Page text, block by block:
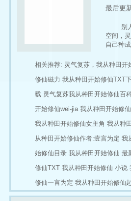
最后更
别
空间，
自己种
相关推荐: 灵气复苏，我从种田开
修仙磁力 我从种田开始修仙TXT
载 灵气复苏我从种田开始修仙百
开始修仙wei-jia 我从种田开始修
我从种田开始修仙女主角 我从种
从种田开始修仙作者:壹言为定 我
始修仙目录 我从种田开始修仙 最
修仙TXT 我从种田开始修仙 小说
修仙一言为定 我从种田开始修仙